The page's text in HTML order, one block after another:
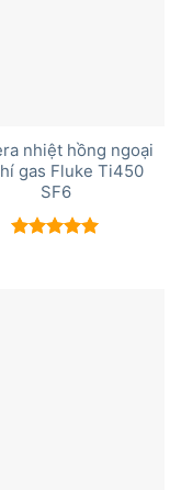
nhiệt hồng ngoại
gas Fluke Ti450
SF6